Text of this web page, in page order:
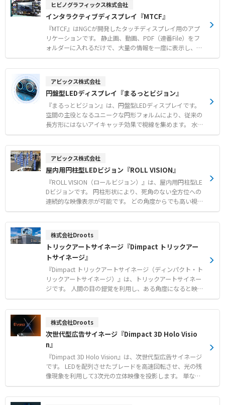
感がより強調されます。そのため立体感を必要とするコン
テンツには最適です。 さらに３D表示でないときは通常のL
EDディスプレイとしてもご使用になれます。
ヒビノグラフィックス株式会社
インタラクティブディスプレイ『MTCF』
『MTCF』はNGCが開発したタッチディスプレイ用のアプ
リケーションです。 静止画、動画、PDF（連番File）をフ
ォルダーに入れるだけで、大量の情報を一度に表示し、気
に入った情報をタッチすることによりアクセスができま
す。 情報を同時に表示することにより、階層型情報表示に
ンテンツの詳細情報をGoogleマップやWebサイトなど外
部サイトと連携させることが可能です。 博物館、美術館、
企業ショールーム、イベント、観光案内など、既に多くの
ファシリティーでご利用いただいております。
アビックス株式会社
円盤型LEDディスプレイ『まるっとビジョン』
『まるっとビジョン』は、円盤型LEDディスプレイです。
空間の主役となるユニークな円形フォルムにより、従来の
長方形にはないアイキャッチ効果で視線を集めます。 水
平・垂直ともに140°の広い視野角を実現し、どの角度から
見ても色変化の少ない美しい映像を提供します。 1,200c
商業施設でも鮮明で滑らかな表示が可能です。 さらに、夜
間などは周囲の暗さに合わせて輝度を自動的に制御し、ハ
レーションを防止します。 前面からモジュールの交換や保
守ができるフロントメンテナンスに対応し、壁面への埋め
込みなど柔軟に施工できます。 計26枚のモジュールで構成
されているため、万が一の故障時も部分的な交換でスピー
ディーに復旧できます。 【特徴】 ●空間の主役となるユ
平・垂直ともに140°の広視野角と1,200cd/m²の高輝度に
よる鮮明な表示 ●前面からモジュール交換や保守が可能な
フロントメンテナンス構造 【用途・事例】 ●照明の明る
い商業施設やショールームでのアイキャッチ効果の高い映
像表示 ●壁面への埋め込み設置など、空間に合わせた柔軟
な施工 ●特殊な円盤形状に最適化されたデザイン・コンテ
アビックス株式会社
屋内用円柱型LEDビジョン『ROLL VISION』
『ROLL VISION（ロールビジョン）』は、屋内用円柱型LE
Dビジョンです。 円柱形状により、死角のない全方位への
連続的な映像表示が可能です。 どの角度からでも高い視認
性を確保します。 天吊りや据え置き、複数本の連結など、
設置環境に合わせた多彩なレイアウトに対応します。 単な
ンテリア装飾としても機能します。 業界最長クラスの3年
保証や365日のメンテナンス体制、映像制作まで、一貫し
た体制でお客様をサポートします。 【特徴】 ●円柱形状
による360度全方位への死角のない映像表示 ●天吊りや据
え置き、複数本の連結などに対応する柔軟なレイアウト ●
業界最長クラスの3年保証や365日対応のメンテナンス体制
【用途・事例】 ●商業施設の吹き抜けやホテルのロビーに
を回転・流動させることによるアイキャッチ効果
株式会社Droots
トリックアートサイネージ『Dimpact トリックアー
トサイネージ』
『Dimpact トリックアートサイネージ（ディンパクト・ト
リックアートサイネージ）』は、トリックアートサイネー
ジです。 人間の目の錯覚を利用し、ある角度になると映像
が飛び出して見える近未来的なサイネージ演出を提供しま
す。 2次元の平面LEDビジョンを壁面の角などに2面設置す
ます。 高輝度・高解像度で美しいCG映像を投影し、「本
当に二次元なのか」と思わず触って確かめたくなるような
体験を生み出します。 機材選定や設置設計から、錯覚を緻
密に計算した3DCG映像制作、保守メンテナンスまで、メ
ーカーによるトータルサポートが可能です。 【特徴】 ●
目の錯覚を利用し平面映像が飛び出して見える立体錯視技
術 ●錯覚を緻密に計算した3DCG映像制作を含むトータル
株式会社Droots
次世代型広告サイネージ『Dimpact 3D Holo Visio
n』
『Dimpact 3D Holo Vision』は、次世代型広告サイネージ
です。 LEDを配列させたブレードを高速回転させ、光の残
像現象を利用して3次元の立体映像を投影します。 単なる
映像表示ではなく、目の前に仮想空間を生み出すような新
しい体験を提供できるのが特徴です。 繊細で臨場感のある